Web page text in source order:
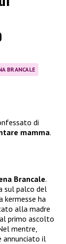
BRANCALE
di
mamma.
Brancale.
sul palco del
kermesse ha
alla madre
primo ascolto
mentre,
annunciato il